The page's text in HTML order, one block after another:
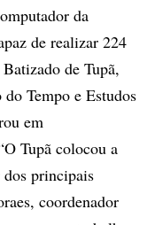
da
de realizar 224
de Tupã,
Tempo e Estudos
em
Tupã colocou a
principais
coordenador